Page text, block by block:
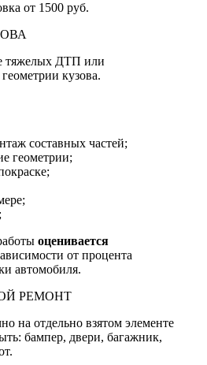
от 1500 руб.
тяжелых ДТП или
кузова.
составных частей;
геометрии;
оценивается
от процента
автомобиля.
РЕМОНТ
на отдельно взятом элементе
бампер, двери, багажник,